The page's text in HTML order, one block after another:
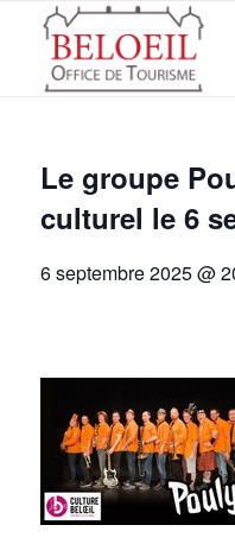
Le groupe
culturel le 6
6 septembre 2025 @